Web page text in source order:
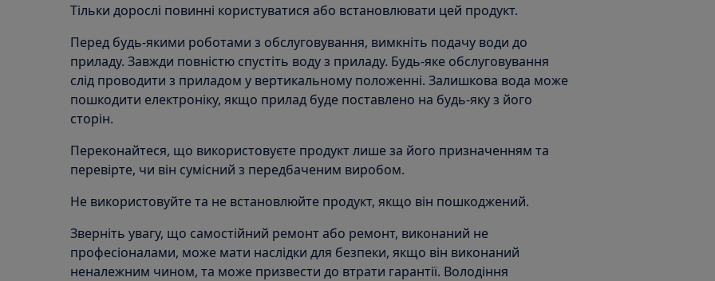
Тільки дорослі повинні користуватися або встановлювати цей продукт.
Перед будь-якими роботами з обслуговування, вимкніть подачу води до
приладу. Завжди повністю спустіть воду з приладу. Будь-яке обслуговування
слід проводити з приладом у вертикальному положенні. Залишкова вода може
пошкодити електроніку, якщо прилад буде поставлено на будь-яку з його
сторін.
Переконайтеся, що використовуєте продукт лише за його призначенням та
перевірте, чи він сумісний з передбаченим виробом.
Не використовуйте та не встановлюйте продукт, якщо він пошкоджений.
Зверніть увагу, що самостійний ремонт або ремонт, виконаний не
професіоналами, може мати наслідки для безпеки, якщо він виконаний
неналежним чином, та може призвести до втрати гарантії. Володіння